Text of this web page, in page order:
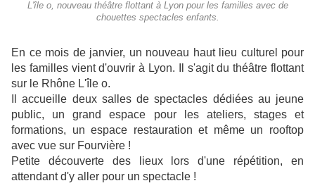
L'île o, nouveau théâtre flottant à Lyon pour les familles avec de
chouettes spectacles enfants.
En ce mois de janvier, un nouveau haut lieu culturel pour
les familles vient d'ouvrir à Lyon. Il s'agit du théâtre flottant
sur le Rhône L'île o.
Il accueille deux salles de spectacles dédiées au jeune
public, un grand espace pour les ateliers, stages et
formations, un espace restauration et même un rooftop
avec vue sur Fourvière !
Petite découverte des lieux lors d'une répétition, en
attendant d'y aller pour un spectacle !